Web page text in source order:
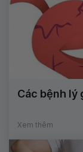
Các bệnh lý
Xem thêm